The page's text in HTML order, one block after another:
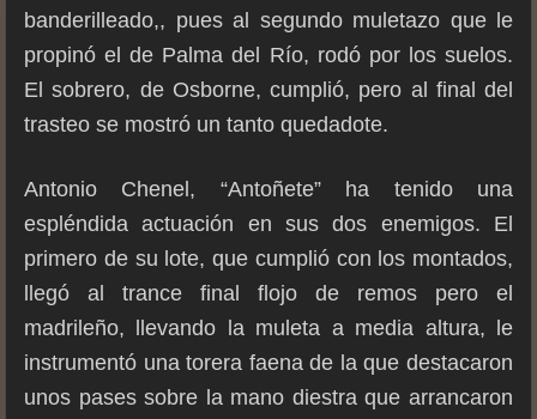
banderilleado,, pues al segundo muletazo que le
propinó el de Palma del Río, rodó por los suelos.
El sobrero, de Osborne, cumplió, pero al final del
trasteo se mostró un tanto quedadote.
Antonio Chenel, “Antoñete” ha tenido una
espléndida actuación en sus dos enemigos. El
primero de su lote, que cumplió con los montados,
llegó al trance final flojo de remos pero el
madrileño, llevando la muleta a media altura, le
instrumentó una torera faena de la que destacaron
unos pases sobre la mano diestra que arrancaron